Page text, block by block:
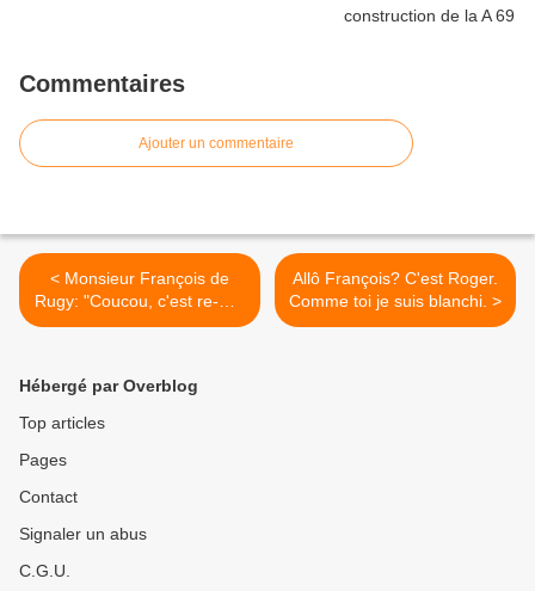
Commentaires
Ajouter un commentaire
< Monsieur François de
Rugy: "Coucou, c'est re-moi
et je suis totalement
Allô François? C'est Roger.
Comme toi je suis blanchi. >
Hébergé par Overblog
Top articles
Pages
Contact
Signaler un abus
C.G.U.